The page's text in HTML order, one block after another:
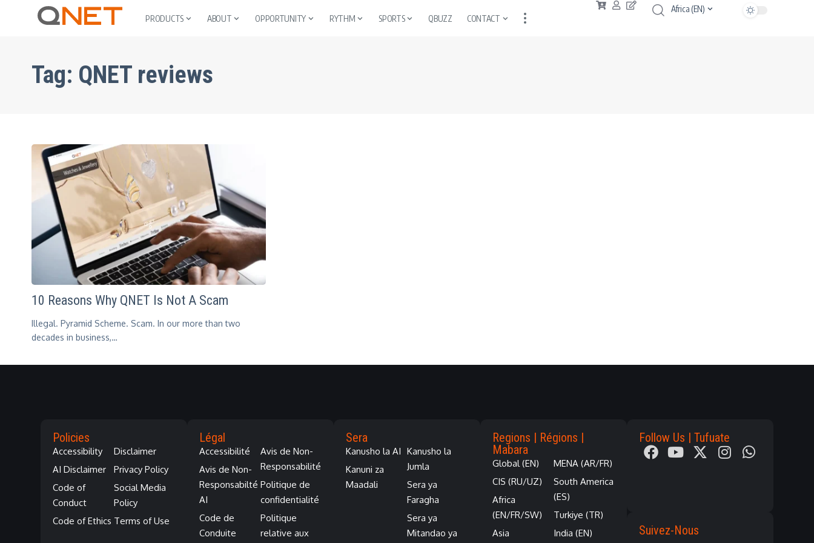
PRODUCTS ABOUT OPPORTUNITY RYTHM SPORTS QBUZZ CONTACT
Africa (EN)
Tag: QNET reviews
10 Reasons Why QNET Is Not A Scam
Illegal. Pyramid Scheme. Scam. In our more than two
decades in business,…
Policies
Accessibility
AI Disclaimer
Code of
Conduct
Code of Ethics
Disclaimer
Privacy Policy
Social Media
Policy
Terms of Use
Légal
Accessibilité
Avis de Non-
Responsabilté
AI
Code de
Conduite
Avis de Non-
Responsabilité
Politique de
confidentialité
Politique
relative aux
Sera
Kanusho la AI
Kanuni za
Maadali
Kanusho la
Jumla
Sera ya
Faragha
Sera ya
Mitandao ya
Regions | Régions |
Mabara
Global (EN)
CIS (RU/UZ)
Africa
(EN/FR/SW)
Asia
MENA (AR/FR)
South America
(ES)
Turkiye (TR)
India (EN)
Follow Us | Tufuate
Suivez-Nous